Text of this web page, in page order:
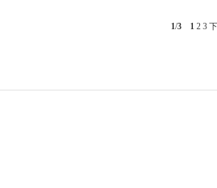
1/3 1 2 3